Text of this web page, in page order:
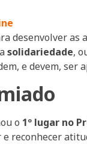
desenvolver as
solidariedade,
e devem, ser
o 1º lugar no
reconhecer